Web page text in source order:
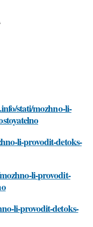
stati/mozhno-li-
li-provodit-detoks-
li-provodit-
li-provodit-detoks-